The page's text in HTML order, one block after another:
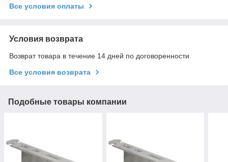
Все условия оплаты
Условия возврата
Возврат товара в течение 14 дней по договоренности
Все условия возврата
Подобные товары компании